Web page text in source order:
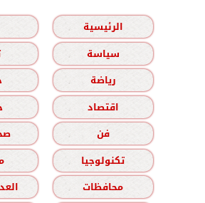
الرئيسية
سياسة
رياضة
اقتصاد
فن
تكنولوجيا
محافظات